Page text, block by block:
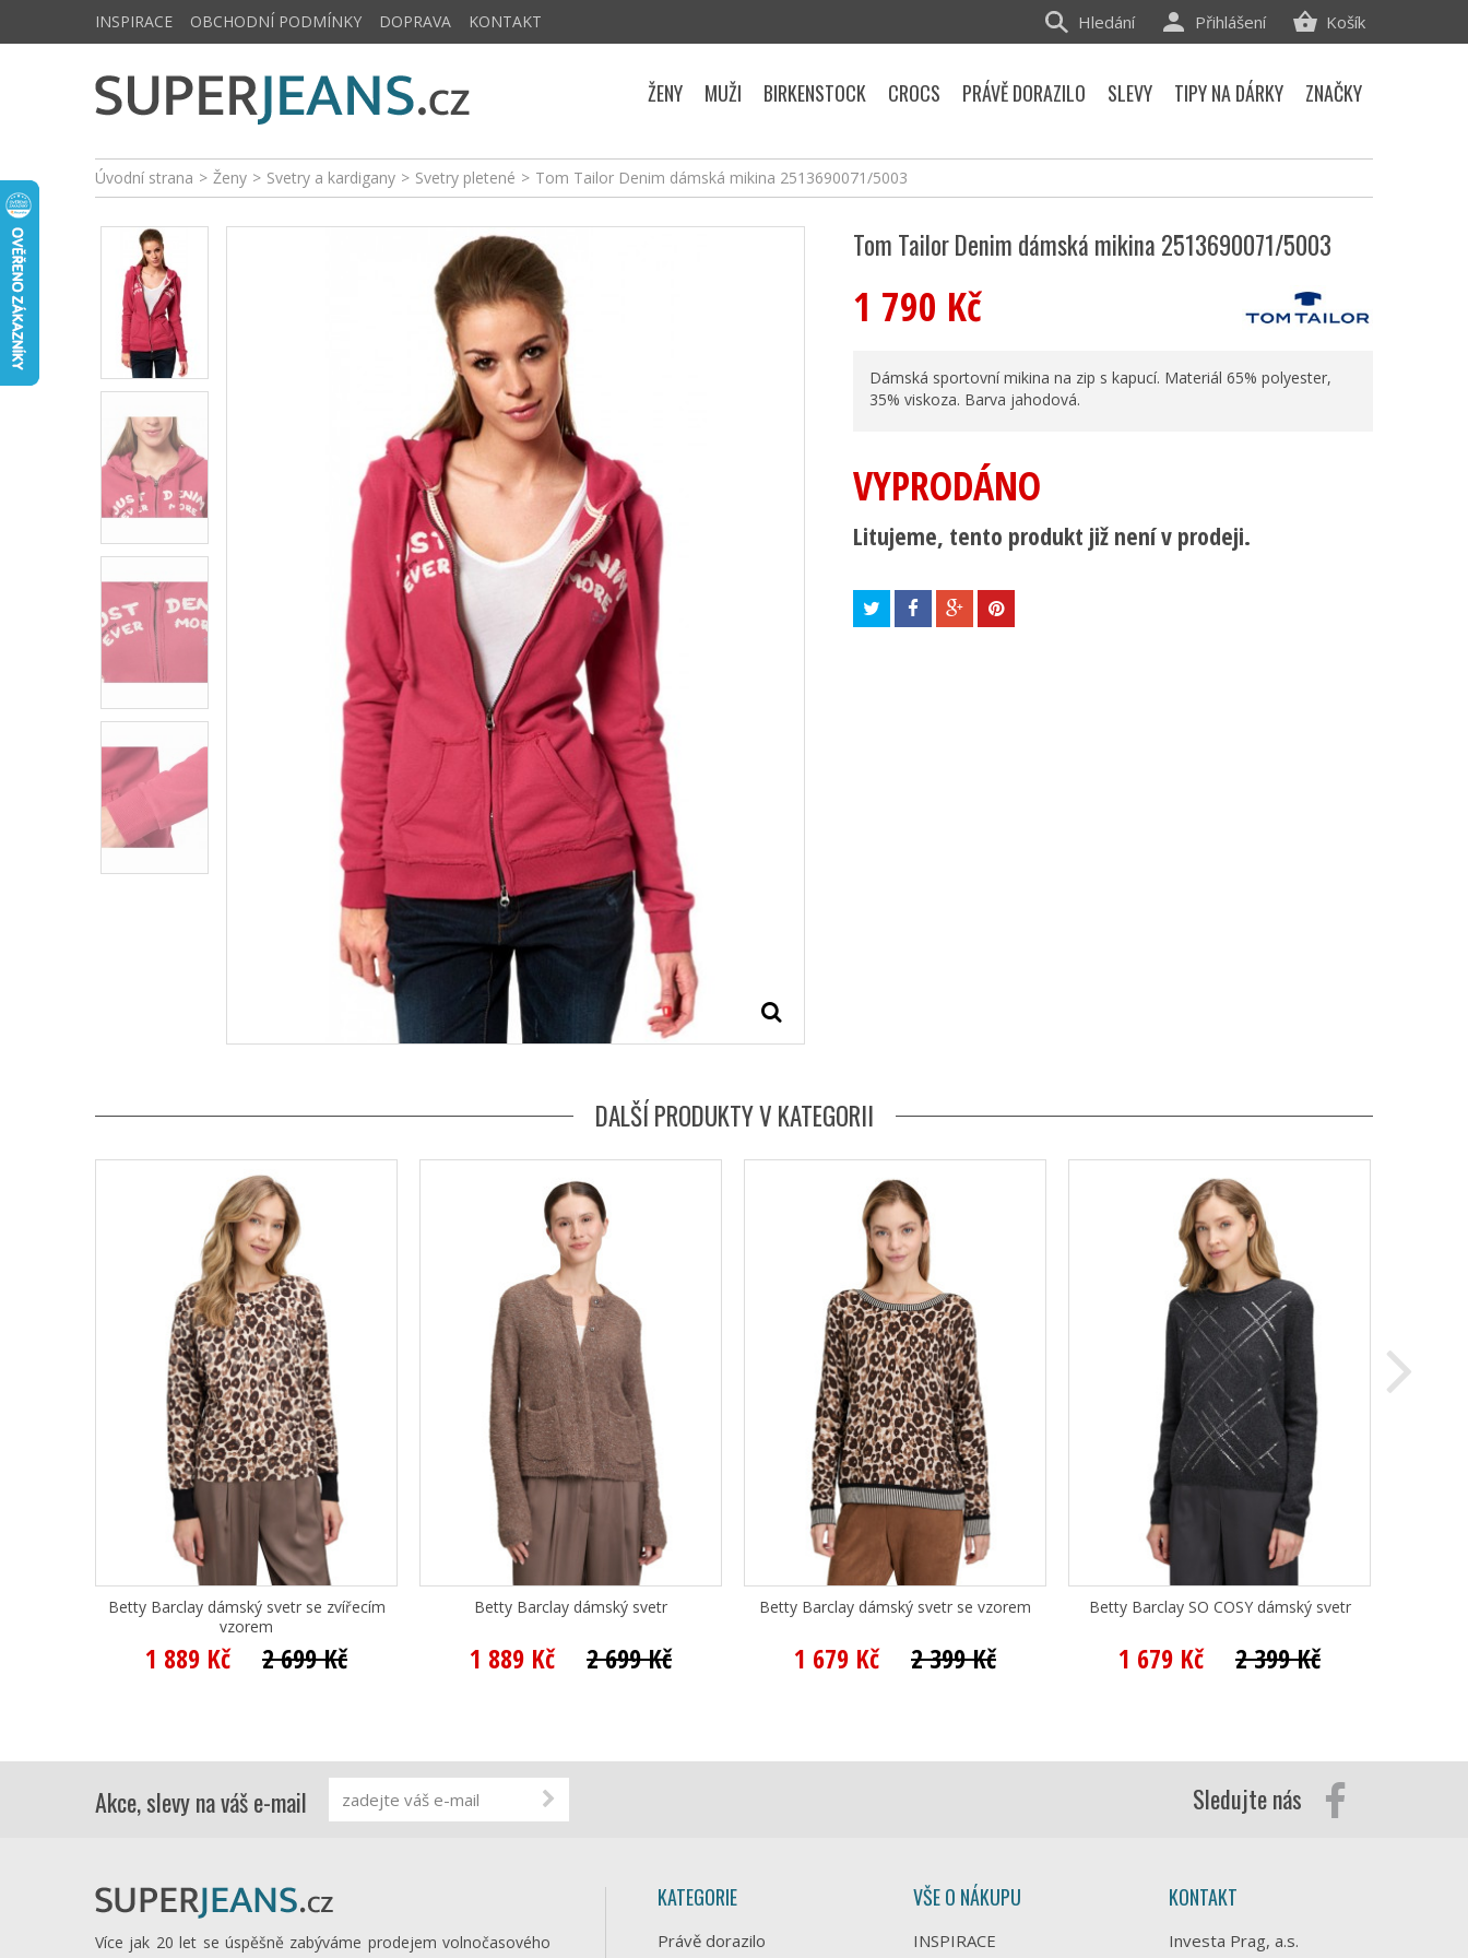
Úvodní strana > Ženy > Svetry a kardigany > Svetry pletené > Tom Tailor Denim dámská mikina 2513690071/5003
Tom Tailor Denim dámská mikina 2513690071/5003
1 790 Kč
Dámská sportovní mikina na zip s kapucí. Materiál 65% polyester,
35% viskoza. Barva jahodová.
VYPRODÁNO
Litujeme, tento produkt již není v prodeji.
DALŠÍ PRODUKTY V KATEGORII
Betty Barclay dámský svetr se zvířecím
vzorem
1 889 Kč 2 699 Kč
Betty Barclay dámský svetr
1 889 Kč 2 699 Kč
Betty Barclay dámský svetr se vzorem
1 679 Kč 2 399 Kč
Betty Barclay SO COSY dámský svetr
1 679 Kč 2 399 Kč
INSPIRACE OBCHODNÍ PODMÍNKY DOPRAVA KONTAKT Košík
Přihlášení
Hledání
ŽENY MUŽI BIRKENSTOCK CROCS PRÁVĚ DORAZILO SLEVY TIPY NA DÁRKY ZNAČKY
Akce, slevy na váš e-mail Sledujte nás
Více jak 20 let se úspěšně zabýváme prodejem volnočasového
KATEGORIE
Právě dorazilo
VŠE O NÁKUPU
INSPIRACE
KONTAKT
Investa Prag, a.s.